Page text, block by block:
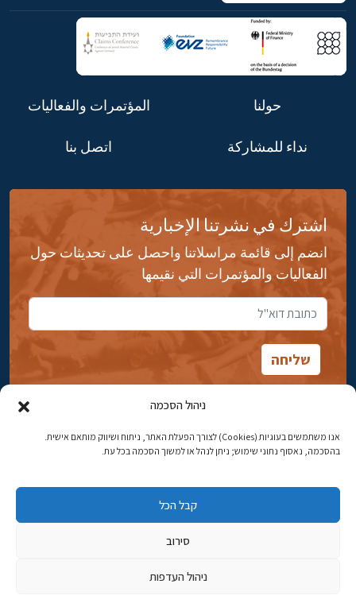
ניהול הסכמה
אנו משתמשים בעוגיות (Cookies) לצורך הפעלת האתר, ניתוח ושיווק מותאם אישית.
בהסכמה, נאסוף נתוני שימוש; ניתן לנהל או למשוך הסכמה בכל עת.
קבל הכל
סירוב
ניהול העדפות
حولنا المؤتمرات والفعاليات
نداء للمشاركة اتصل بنا
اشترك في نشرتنا الإخبارية
انضم إلى قائمة مراسلاتنا واحصل على تحديثات حول
الفعاليات والمؤتمرات التي نقيمها
شارع ابن جبيرول، رحافيا ١٤ أورشليم - القدس
البريد الإلكتروني:najww2@ybz.org.il